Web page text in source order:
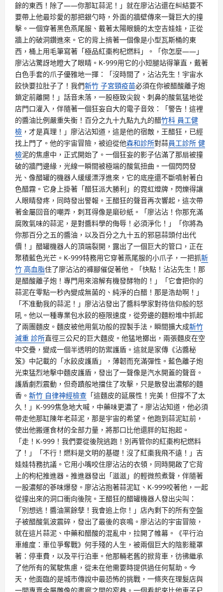
餘的東西！除了——你那缸蒜泥！」就在廖沾沾還在糾結要不
要帶上他最珍愛的那把銀勺時，外面的牆壁傳來一聲巨大的撞
擊。一個穿著黑色燕尾服、戴著太陽眼鏡的太空吉娃娃，正從
牆上的破洞鑽進來。它的背上揹著一個像是小型瓦斯桶的東
西，桶上用毛筆寫著「極品紅棗枸杞燃料」。「你怎麼——」
廖沾沾驚訝地瞪大了眼睛。K-999用它的小短腿站得筆直，戴著
白色手套的爪子優雅地一揮：「沒時間了，沾沾先生！宇宙水
餃快要拉肚子了！我們新竹 子宮頸疫苗必須在你被醋酸離子炮
鎖定前離開！」話音未落，一股極致尖銳、刺鼻的酸氣猛地從
店門口灌入，伴隨著一個狂妄自大的電子音效：「警告！這裡
的醬油比例嚴重失衡！百分之九十九點九九的醋竹科 員工健
檢 ，才是真理！」廖沾沾知道，這是他的宿敵，王醋狂，已經
找上門了。他的宇宙冒險，被迫從他森和診所對蒜員工診所 健
檢泥的焦慮中，正式開始了。一個狂妄的影子佔滿了那扇被撞
破的牆門邊緣，光線一瞬間被極端的酸氣扭曲。一個閃閃發
光、像醋罐的機器人緩緩漂浮進來，它的底座還不斷噴射著白
色醋霧。它身上掛著「醋狂派大勝利」的霓虹燈牌，閃爍得讓
人眼睛發疼，同時發出警報。王醋狂的聲音再次響起，這次帶
著金屬回音的嘲弄，刺耳得像是磨砂紙。「廖沾沾！你那充滿
腐敗氣味的蒜泥，是對醬料學的侮辱！必須淨化！」「你將為
你那百分之五的醬油，以及百分之九十五的邪惡蒜頭付出代
價！」醋罐機器人的頂端裂開，露出了一個巨大的管口，正在
聚積藍色光芒。K-999特務用它穿著燕尾服的小爪子，一把抓新
竹 高血脂住了廖沾沾的褲腳催促著他。「快點！沾沾先生！那
是醋酸離子炮！專門用來溶解有機發酵物的！」「它會把你的
蒜泥在零點一秒內變成無菌的、純淨的白醋！那是浩劫啊！」
「不准動我的蒜泥！」廖沾沾發出了醬料學家對待信仰般的怒
吼。他以一種專業包水餃的極限速度，從旁邊的麵粉堆中抓起
了兩團麵皮。麵皮被他用氣功般的捏製手法，瞬間擴大成新竹
減重 診所直徑三公尺的巨大麵皮。他猛地擲出，兩張麵皮在空
中交疊，變成一個半透明的防禦護盾。這就是家傳《沾醬秘
笈》中記載的「水餃皮護盾」，薄韌而充滿彈性。藍色離子炮
光束猛烈地擊中麵皮護盾，發出了一聲像是汽水開蓋的聲音。
護盾劇烈震動，但奇蹟般地擋住了攻擊，只是散發出濃郁的麵
香。 新竹 自律神經檢查 「這麵皮的延展性！完美！但撐不了太
久！」K-999焦急地大喊，中藥味更濃了。廖沾沾知道，他必須
帶走他那缸陳年老蒜泥，那是宇宙的希望。他跑到蒜泥缸前，
使出他搬運食材的全部力量，將那口比他還胖的缸抱起。
「走！K-999！我們要從後院逃跑！別再管你的紅棗枸杞燃料
了！」「不行！燃料是文明的基礎！沒了紅棗我飛不遠！」吉
娃娃特務抗議。它用小嘴咬住廖沾沾的衣領，同時開啟了它背
上的枸杞推進器。推進器發出「滋滋」的輕微煎煮聲，伴隨著
一股濃郁的蔘味爆發。廖沾沾抱著蒜泥缸、K-999咬著他，一起
從撞出來的洞口衝向後院。王醋狂的醋罐機器人發出尖叫：
「別想逃！醬油黨餘孽！我會追上你！」店內剩下的所有空盤
子被醋酸氣波震碎，發出了最後的哀鳴。廖沾沾的宇宙冒險，
就在這片蒜泥、中藥和醋酸的混亂中，拉開了帷幕。《平行泊
車維度：車位爭奪戰》何手殘的人生，被兩個巨大的陰影籠罩
著：停車費，以及平行泊車。他那輛老舊的掀背車，彷彿繼承
了他所有的駕駛焦慮，從未在他需要時提供過任何幫助。今
天，他面臨的是城市傳說中最恐怖的挑戰，一條夾在理髮店與